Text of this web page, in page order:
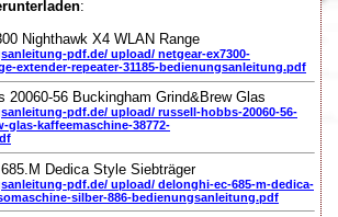
:
Nighthawk X4 WLAN Range
pdf.de/ upload/ netgear-ex7300-
extender-repeater-31185-bedienungsanleitung.pdf
20060-56 Buckingham Grind&Brew Glas
pdf.de/ upload/ russell-hobbs-20060-56-
glas-kaffeemaschine-38772-
Dedica Style Siebträger
pdf.de/ upload/ delonghi-ec-685-m-dedica-
silber-886-bedienungsanleitung.pdf